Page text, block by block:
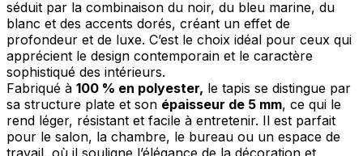
séduit par la combinaison du noir, du bleu marine, du
blanc et des accents dorés, créant un effet de
profondeur et de luxe. C’est le choix idéal pour ceux qui
apprécient le design contemporain et le caractère
sophistiqué des intérieurs.
Fabriqué à 100 % en polyester, le tapis se distingue par
sa structure plate et son épaisseur de 5 mm, ce qui le
rend léger, résistant et facile à entretenir. Il est parfait
pour le salon, la chambre, le bureau ou un espace de